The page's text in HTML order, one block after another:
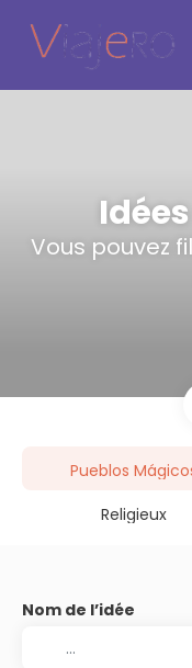
Vous pouvez
Pueblos
Religieux
Nom de l’idée